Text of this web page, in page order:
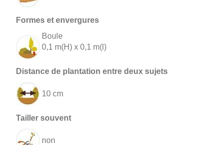
Boule
0,1 m(H) x 0,1 m(l)
10 cm
non